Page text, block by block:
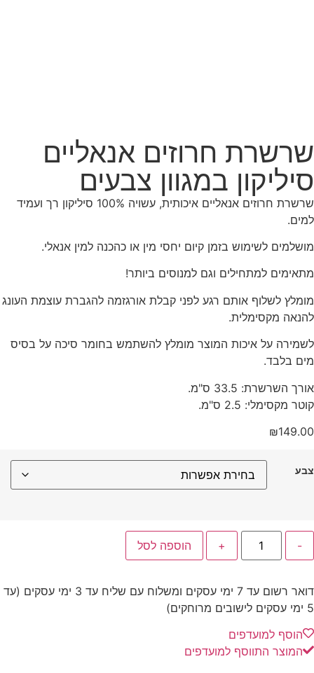
שרשרת חרוזים אנאליים
סיליקון במגוון צבעים
שרשרת חרוזים אנאליים איכותית, עשויה 100% סיליקון רך ועמיד
למים.
מושלמים לשימוש בזמן קיום יחסי מין או כהכנה למין אנאלי.
מתאימים למתחילים וגם למנוסים ביותר!
מומלץ לשלוף אותם רגע לפני קבלת אורגזמה להגברת עוצמת העונג
להנאה מקסימלית.
לשמירה על איכות המוצר מומלץ להשתמש בחומר סיכה על בסיס
מים בלבד.
אורך השרשרת: 33.5 ס"מ.
קוטר מקסימלי: 2.5 ס"מ.
₪149.00
צבע
-
+ הוספה לסל
דואר רשום עד 7 ימי עסקים ומשלוח עם שליח עד 3 ימי עסקים (עד
5 ימי עסקים לישובים מרוחקים)
הוסף למועדפים
המוצר התווסף למועדפים